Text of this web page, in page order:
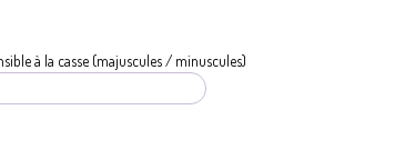
à la casse (majuscules / minuscules)